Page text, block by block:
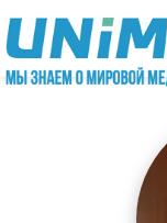
Перейти к